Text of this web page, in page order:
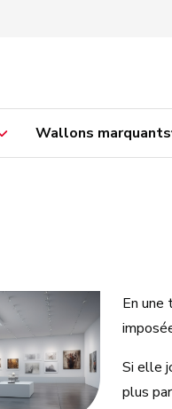
Wallons marquants
En une
Si elle
plus